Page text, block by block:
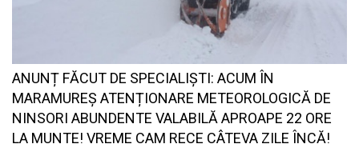
ANUNȚ FĂCUT DE SPECIALIȘTI: ACUM ÎN
MARAMUREȘ ATENȚIONARE METEOROLOGICĂ DE
NINSORI ABUNDENTE VALABILĂ APROAPE 22 ORE
LA MUNTE! VREME CAM RECE CÂTEVA ZILE ÎNCĂ!